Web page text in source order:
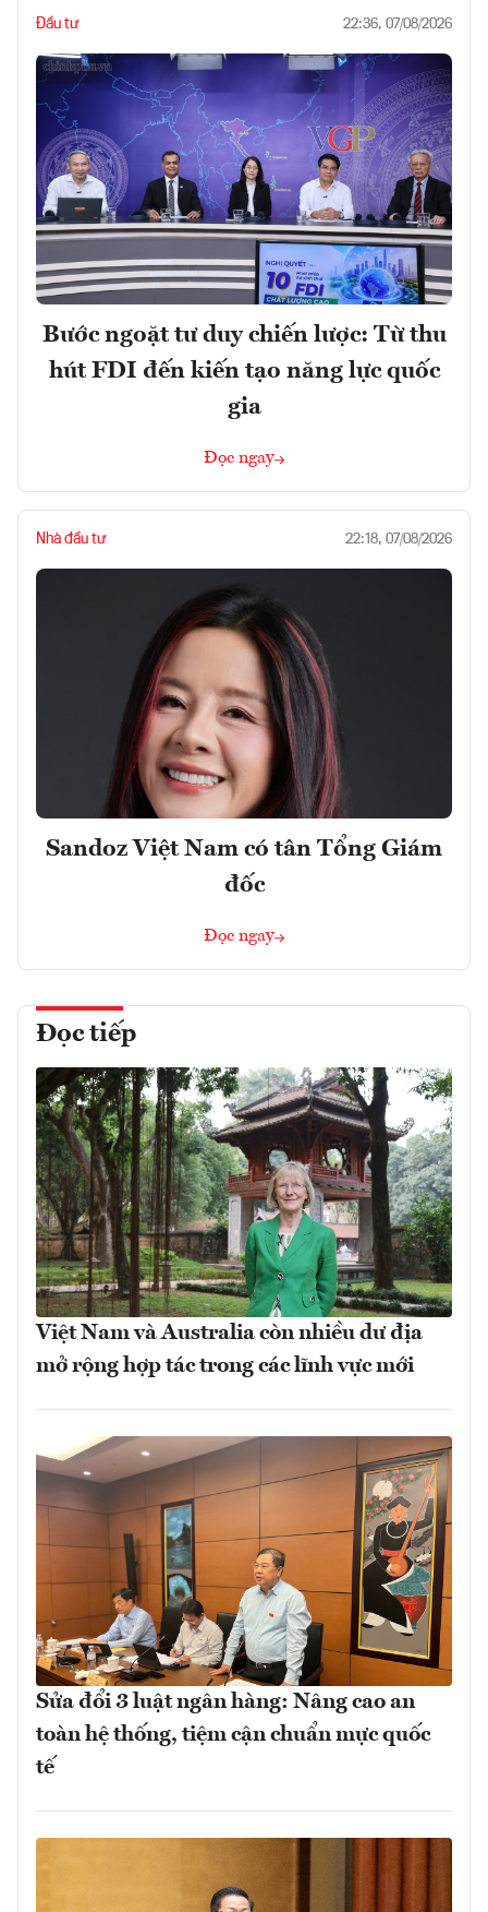
Đầu tư 22:36, 07/08/2026
Bước ngoặt tư duy chiến lược: Từ thu
hút FDI đến kiến tạo năng lực quốc
gia
Đọc ngay
Nhà đầu tư 22:18, 07/08/2026
Sandoz Việt Nam có tân Tổng Giám
đốc
Đọc ngay
Đọc tiếp
Việt Nam và Australia còn nhiều dư địa
mở rộng hợp tác trong các lĩnh vực mới
Sửa đổi 3 luật ngân hàng: Nâng cao an
toàn hệ thống, tiệm cận chuẩn mực quốc
tế